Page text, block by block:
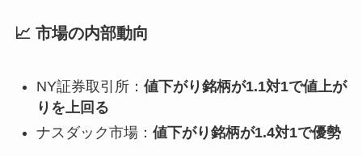
📈 市場の内部動向
NY証券取引所： 値下がり銘柄が1.1対1で値上が
りを上回る
ナスダック市場： 値下がり銘柄が1.4対1で優勢